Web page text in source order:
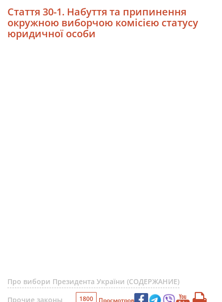
Стаття 30-1. Набуття та припинення
окружною виборчою комісією статусу
юридичної особи
Про вибори Президента України (СОДЕРЖАНИЕ)
Прочие законы
1800 Просмотров